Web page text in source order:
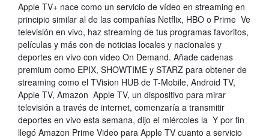
Apple TV+ nace como un servicio de vídeo en streaming en
principio similar al de las compañías Netflix, HBO o Prime Ve
televisión en vivo, haz streaming de tus programas favoritos,
películas y más con de noticias locales y nacionales y
deportes en vivo con video On Demand. Añade cadenas
premium como EPIX, SHOWTIME y STARZ para obtener de
streaming como el TVision HUB de T-Mobile, Android TV,
Apple TV, Amazon Apple TV, un dispositivo para mirar
televisión a través de internet, comenzaría a transmitir
deportes en vivo esta semana, dijo el miércoles la Y por fin
llegó Amazon Prime Video para Apple TV cuanto a servicio